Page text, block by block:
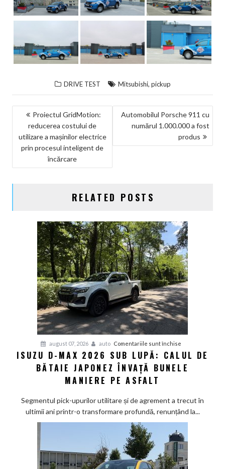
DRIVE TEST Mitsubishi, pickup
NAVIGARE
ARTICOLE
Proiectul GridMotion:
reducerea costului de
utilizare a mașinilor electrice
prin procesul inteligent de
încărcare
Automobilul Porsche 911 cu
numărul 1.000.000 a fost
produs
RELATED POSTS
august 07, 2026 auto Comentariile sunt închise
Isuzu
D-
sub
lupă:
de
bătaie
japonez
învață
ISUZU D-MAX 2026 SUB LUPĂ: CALUL DE
BĂTAIE JAPONEZ ÎNVAȚĂ BUNELE
MANIERE PE ASFALT
Segmentul pick-upurilor utilitare și de agrement a trecut în
ultimii ani printr-o transformare profundă, renunțând la...